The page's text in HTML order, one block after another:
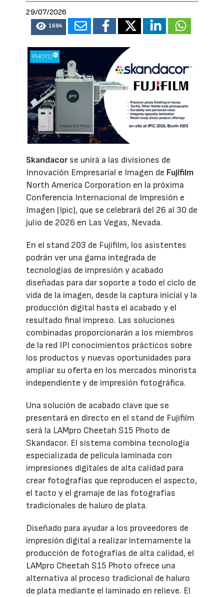
29/07/2026
1694
Skandacorse unirá a las divisiones de
Innovación Empresarial e Imagen de Fujifilm
North America Corporation en la próxima
Conferencia Internacional de Impresión e
Imagen (Ipic), que se celebrará del 26 al 30 de
julio de 2026 en Las Vegas, Nevada.
En el stand 203 de Fujifilm, los asistentes
podrán ver una gama integrada de
tecnologías de impresión y acabado
diseñadas para dar soporte a todo el ciclo de
vida de la imagen, desde la captura inicial y la
producción digital hasta el acabado y el
resultado final impreso. Las soluciones
combinadas proporcionarán a los miembros
de la red IPI conocimientos prácticos sobre
los productos y nuevas oportunidades para
ampliar su oferta en los mercados minorista
independiente y de impresión fotográfica.
Una solución de acabado clave que se
presentará en directo en el stand de Fujifilm
será la LAMpro Cheetah S15 Photo de
Skandacor. El sistema combina tecnología
especializada de película laminada con
impresiones digitales de alta calidad para
crear fotografías que reproducen el aspecto,
el tacto y el gramaje de las fotografías
tradicionales de haluro de plata.
Diseñado para ayudar a los proveedores de
impresión digital a realizar internamente la
producción de fotografías de alta calidad, el
LAMpro Cheetah S15 Photo ofrece una
alternativa al proceso tradicional de haluro
de plata mediante el laminado en relieve. El